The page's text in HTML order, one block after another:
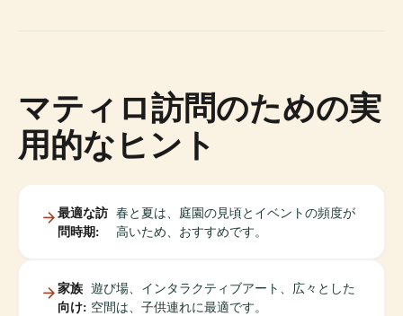
マティロ訪問のための実
用的なヒント
最適な訪
問時期:
春と夏は、庭園の見頃とイベントの頻度が
高いため、おすすめです。
家族
向け:
遊び場、インタラクティブアート、広々とした
空間は、子供連れに最適です。